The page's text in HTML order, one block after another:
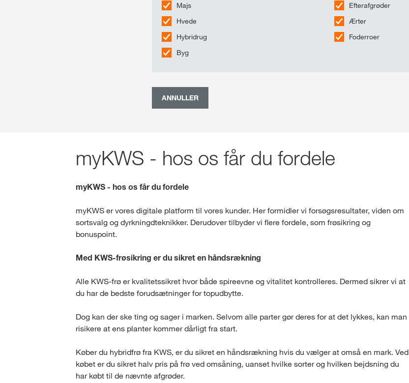
Majs
Hvede
Hybridrug
Byg
Efterafgrøder
Ærter
Foderroer
ANNULLER
myKWS - hos os får du fordele
myKWS - hos os får du fordele
myKWS er vores digitale platform til vores kunder. Her formidler vi forsøgsresultater, viden om
sortsvalg og dyrkningdteknikker. Derudover tilbyder vi flere fordele, som frøsikring og
bonuspoint.
Med KWS-frøsikring er du sikret en håndsrækning
Alle KWS-frø er kvalitetssikret hvor både spireevne og vitalitet kontrolleres. Dermed sikrer vi at
du har de bedste forudsætninger for topudbytte.
Dog kan der ske ting og sager i marken. Selvom alle parter gør deres for at det lykkes, kan man
risikere at ens planter kommer dårligt fra start.
Køber du hybridfrø fra KWS, er du sikret en håndsrækning hvis du vælger at omså en mark. Ved
købet er du sikret halv pris på frø ved omsåning, uanset hvilke sorter og hvilken bejdsning du
har købt til de nævnte afgrøder.